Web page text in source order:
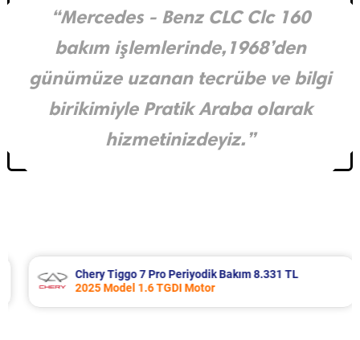
“Mercedes - Benz CLC Clc 160
bakım işlemlerinde,1968’den
günümüze uzanan tecrübe ve bilgi
birikimiyle Pratik Araba olarak
hizmetinizdeyiz.”
Chery Tiggo 7 Pro Periyodik Bakım 8.331 TL
2025 Model 1.6 TGDI Motor